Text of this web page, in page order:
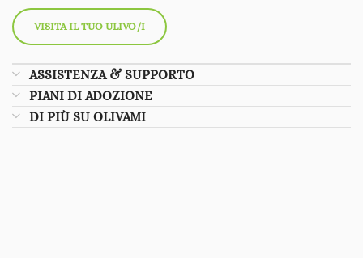
VISITA IL TUO ULIVO/I
ASSISTENZA & SUPPORTO
PIANI DI ADOZIONE
DI PIÙ SU OLIVAMI